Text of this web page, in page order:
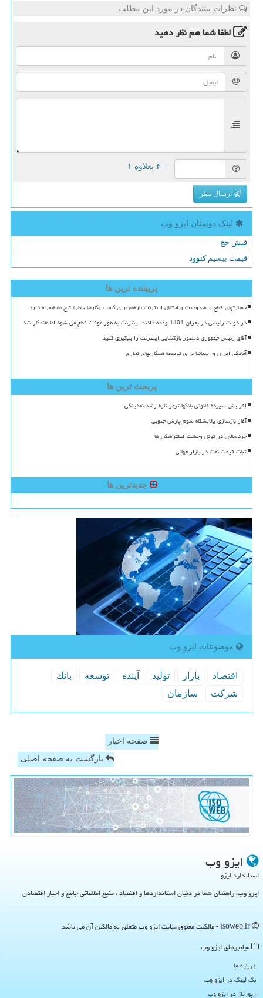
نظرات بینندگان در مورد این مطلب
لطفا شما همنظر دهید
= ۴ بعلاوه ۱
ارسال نظر
لینک دوستان ایزو وب
فیش حج
قیمت بیسیم کنوود
پربیننده ترین ها
خسارتهای قطع و محدودیت و اختلال اینترنت بازهم برای کسب وکارها خاطره تلخ به همراه دارد
در دولت رئیسی در بحران 1401 وعده دادند اینترنت به طور موقت قطع می شود اما ماندگار شد
آقای رئیس جمهوری دستور بازگشایی اینترنت را پیگیری کنید
آمادگی ایران و اسپانیا برای توسعه همکاریهای تجاری
پربحث ترین ها
افزایش سپرده قانونی بانکها ترمز تازه رشد نقدینگی
آغاز بازسازی پالایشگاه سوم پارس جنوبی
خردسالان در تونل وحشت فیلترشکن ها
ثبات قیمت نفت در بازار جهانی
جدیدترین ها
موضوعات ایزو وب
اقتصاد بازار تولید آینده توسعه
بانك
شركت
سازمان
صفحه اخبار
بازگشت به صفحه اصلی
ایزو وب
استاندارد ایزو
ایزو وب، راهنمای شما در دنیای استانداردها و اقتصاد ، منبع اطلاعاتی جامع و اخبار اقتصادی
میانبرهای ایزو وب
درباره ما
بک لینک در ایزو وب
رپورتاژ در ایزو وب